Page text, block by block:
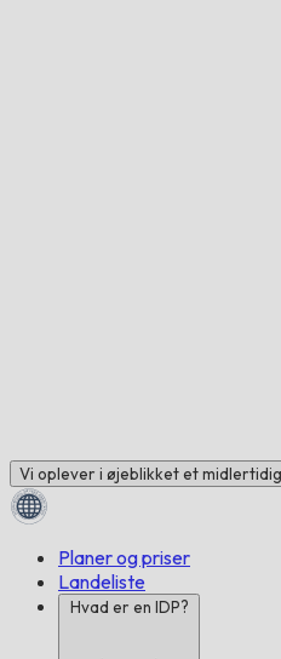
Vi oplever i øjeblikket et
Planer og priser
Landeliste
Hvad er en IDP?